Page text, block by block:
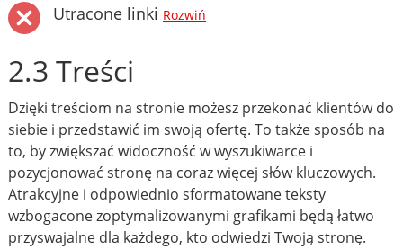
Utracone linki Rozwiń
2.3 Treści
Dzięki treściom na stronie możesz przekonać klientów do
siebie i przedstawić im swoją ofertę. To także sposób na
to, by zwiększać widoczność w wyszukiwarce i
pozycjonować stronę na coraz więcej słów kluczowych.
Atrakcyjne i odpowiednio sformatowane teksty
wzbogacone zoptymalizowanymi grafikami będą łatwo
przyswajalne dla każdego, kto odwiedzi Twoją stronę.